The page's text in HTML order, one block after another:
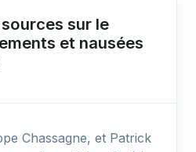
sur le
et nausées
Chassagne, et Patrick